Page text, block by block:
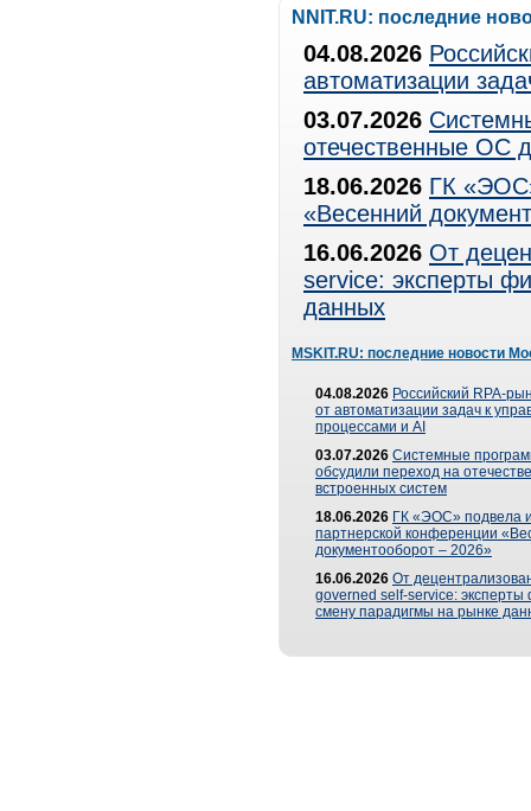
NNIT.RU: последние
04.08.2026
автоматизации
03.07.2026
отечественные ОС
18.06.2026 ГК
«Весенний
16.06.2026 От
service: эксперты
данных
MSKIT.RU: последние новости
04.08.2026 Российский RPA-
от автоматизации задач к
процессами и AI
03.07.2026 Системные
обсудили переход на
встроенных систем
18.06.2026 ГК «ЭОС» подвела
партнерской конференции
документооборот – 2026»
16.06.2026 От
governed self-service: эксперты
смену парадигмы на рынке